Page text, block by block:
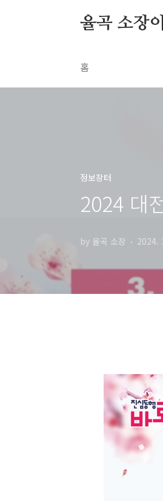
율곡 소장
홈
정보장터
2024 대
by 율곡 소장 2024.